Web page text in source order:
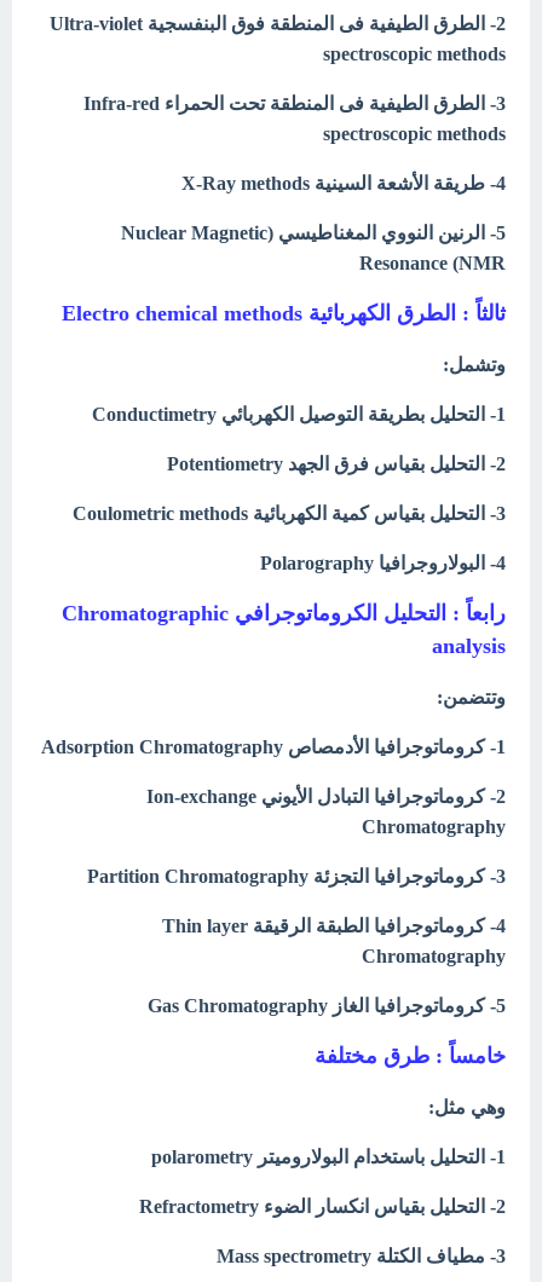
2- الطرق الطيفية فى المنطقة فوق البنفسجية Ultra-violet
spectroscopic methods
3- الطرق الطيفية فى المنطقة تحت الحمراء Infra-red
spectroscopic methods
4- طريقة الأشعة السينية X-Ray methods
5- الرنين النووي المغناطيسي (Nuclear Magnetic
Resonance (NMR
ثالثاً : الطرق الكهربائية Electro chemical methods
وتشمل:
1- التحليل بطريقة التوصيل الكهربائي Conductimetry
2- التحليل بقياس فرق الجهد Potentiometry
3- التحليل بقياس كمية الكهربائية Coulometric methods
4- البولاروجرافيا Polarography
رابعاً : التحليل الكروماتوجرافي Chromatographic
analysis
وتتضمن:
1- كروماتوجرافيا الأدمصاص Adsorption Chromatography
2- كروماتوجرافيا التبادل الأيوني Ion-exchange
Chromatography
3- كروماتوجرافيا التجزئة Partition Chromatography
4- كروماتوجرافيا الطبقة الرقيقة Thin layer
Chromatography
5- كروماتوجرافيا الغاز Gas Chromatography
خامساً : طرق مختلفة
وهي مثل:
1- التحليل باستخدام البولاروميتر polarometry
2- التحليل بقياس انكسار الضوء Refractometry
3- مطياف الكتلة Mass spectrometry